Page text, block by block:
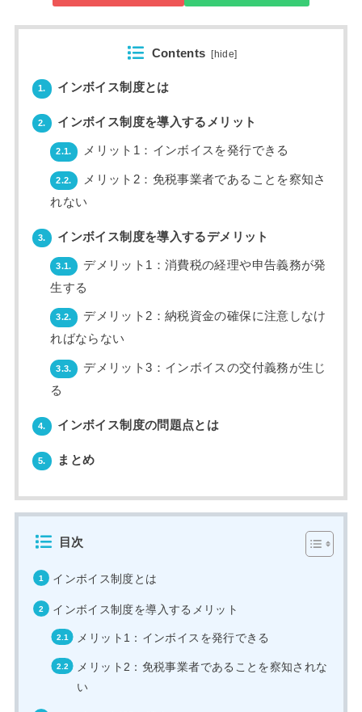
Contents [hide]
1. インボイス制度とは
2. インボイス制度を導入するメリット
2.1. メリット1：インボイスを発行できる
2.2.
メリット2：免税事業者であることを察知さ
れない
3. インボイス制度を導入するデメリット
3.1.
デメリット1：消費税の経理や申告義務が発
生する
3.2.
デメリット2：納税資金の確保に注意しなけ
ればならない
3.3.
デメリット3：インボイスの交付義務が生じ
る
4. インボイス制度の問題点とは
5. まとめ
目次
インボイス制度とは
インボイス制度を導入するメリット
メリット1：インボイスを発行できる
メリット2：免税事業者であることを察知されな
い